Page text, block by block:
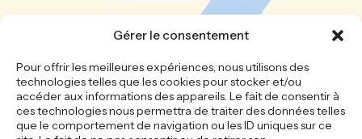
Gérer le consentement
Pour offrir les meilleures expériences, nous utilisons des
technologies telles que les cookies pour stocker et/ou
accéder aux informations des appareils. Le fait de consentir à
ces technologies nous permettra de traiter des données telles
que le comportement de navigation ou les ID uniques sur ce
Les bonnes équipes font les
grandes entreprises